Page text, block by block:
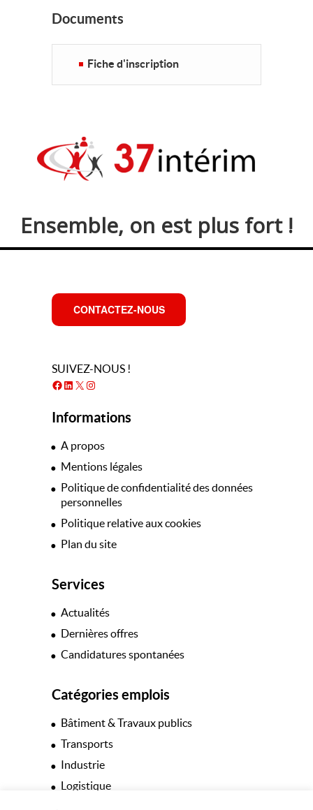
Documents
Fiche d'inscription
Ensemble, on est plus fort !
CONTACTEZ-NOUS
SUIVEZ-NOUS !
Facebook
LinkedIn
X Instagram
Informations
A propos
Mentions légales
Politique de confidentialité des données
personnelles
Politique relative aux cookies
Plan du site
Services
Actualités
Dernières offres
Candidatures spontanées
Catégories emplois
Bâtiment & Travaux publics
Transports
Industrie
Logistique